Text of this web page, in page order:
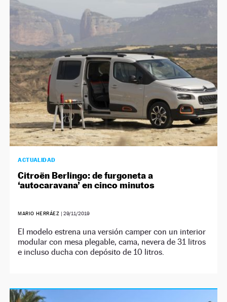
SÍGUENOS
ACTUALIDAD
Citroën Berlingo: de furgoneta a
‘autocaravana’ en cinco minutos
MARIO HERRÁEZ |29/11/2019
El modelo estrena una versión camper con un interior
modular con mesa plegable, cama, nevera de 31 litros
e incluso ducha con depósito de 10 litros.